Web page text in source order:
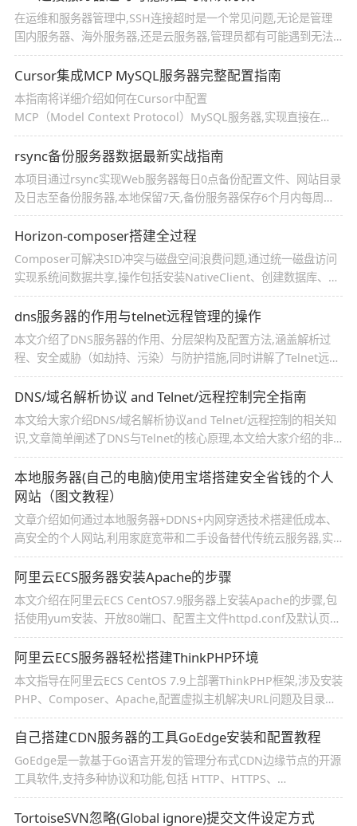
OpenStack的搭建
在运维和服务器管理中,SSH连接超时是一个常见问题,无论是管理
国内服务器、海外服务器,还是云服务器,管理员都有可能遇到无法
通过SSH登录的情况,因此,深入理解可能原因,并掌握有效的解决方
案,对于保证服务器稳定运行至关重要,本文介绍了SSH连接服务器
超时的原因与解决方案
Cursor集成MCP MySQL服务器完整配置指南
本指南将详细介绍如何在Cursor中配置
MCP（Model Context Protocol）MySQL服务器,实现直接在
chat窗口中执行SQL查询的功能,本文通过实例代码给大家介绍的非
常详细,对大家的学习或工作具有一定参考借鉴价值,需要的朋友参
考下吧
rsync备份服务器数据最新实战指南
本项目通过rsync实现Web服务器每日0点备份配置文件、网站目录
及日志至备份服务器,本地保留7天,备份服务器保存6个月内每周一
数据,需验证完整性并发送邮件通知结果,本文给大家介绍的非常详
细,感兴趣的朋友跟随小编一起看看吧
Horizon-composer搭建全过程
Composer可解决SID冲突与磁盘空间浪费问题,通过统一磁盘访问
实现系统间数据共享,操作包括安装NativeClient、创建数据库、配
置ODBC数据源及测试连接,具体步骤需按顺序执行,本文为个人经验
分享,供参考
dns服务器的作用与telnet远程管理的操作
本文介绍了DNS服务器的作用、分层架构及配置方法,涵盖解析过
程、安全威胁（如劫持、污染）与防护措施,同时讲解了Telnet远程
登录的使用与安全建议,对dns服务器与telnet远程相关知识感兴趣
的朋友一起看看吧
DNS/域名解析协议 and Telnet/远程控制完全指南
本文给大家介绍DNS/域名解析协议and Telnet/远程控制的相关知
识,文章简单阐述了DNS与Telnet的核心原理,本文给大家介绍的非
常详细,对大家的学习或工作具有一定的参考借鉴价值,需要的朋友
参考下吧
本地服务器(自己的电脑)使用宝塔搭建安全省钱的个人
网站（图文教程）
文章介绍如何通过本地服务器+DDNS+内网穿透技术搭建低成本、
高安全的个人网站,利用家庭宽带和二手设备替代传统云服务器,实
现自主控制、灵活升级,有效应对DDoS攻击
阿里云ECS服务器安装Apache的步骤
本文介绍在阿里云ECS CentOS7.9服务器上安装Apache的步骤,包
括使用yum安装、开放80端口、配置主文件httpd.conf及默认页面
index.html,最后通过创建ding用户并调整权限实现对网站目录的
访问与修改,感兴趣的朋友跟随小编一起看看吧
阿里云ECS服务器轻松搭建ThinkPHP环境
本文指导在阿里云ECS CentOS 7.9上部署ThinkPHP框架,涉及安装
PHP、Composer、Apache,配置虚拟主机解决URL问题及目录权
限设置,确保项目正常运行,感兴趣的朋友跟随小编一起看看吧
自己搭建CDN服务器的工具GoEdge安装和配置教程
GoEdge是一款基于Go语言开发的管理分布式CDN边缘节点的开源
工具软件,支持多种协议和功能,包括 HTTP、HTTPS、
WebSocket、TCP、TLS、UDP 等,并集成了 WAF（Web 应用防火
墙）能力,可以让用户轻松地、低成本地创建CDN/WAF等应用
TortoiseSVN忽略(Global ignore)提交文件设定方式